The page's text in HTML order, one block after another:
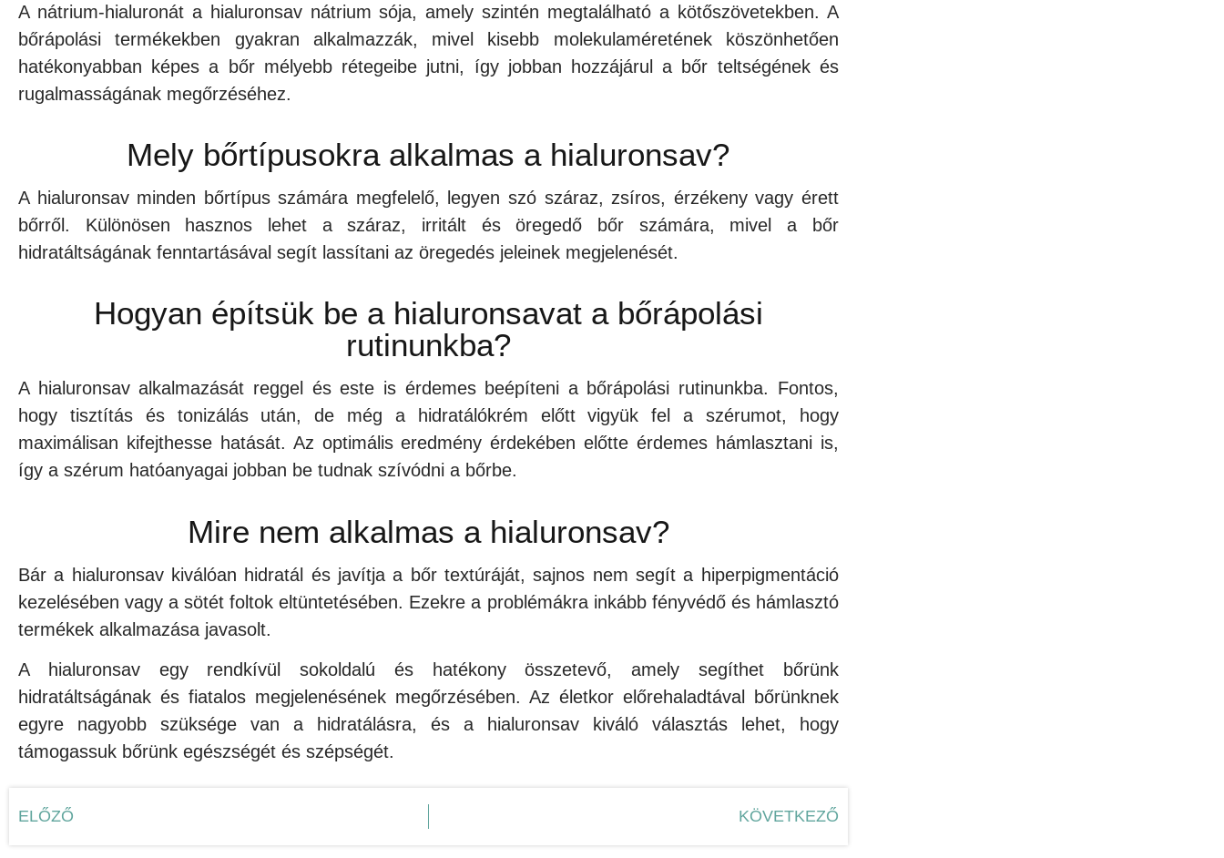
A nátrium-hialuronát a hialuronsav nátrium sója, amely szintén megtalálható a kötőszövetekben. A
bőrápolási termékekben gyakran alkalmazzák, mivel kisebb molekulaméretének köszönhetően
hatékonyabban képes a bőr mélyebb rétegeibe jutni, így jobban hozzájárul a bőr teltségének és
rugalmasságának megőrzéséhez.
Mely bőrtípusokra alkalmas a hialuronsav?
A hialuronsav minden bőrtípus számára megfelelő, legyen szó száraz, zsíros, érzékeny vagy érett
bőrről. Különösen hasznos lehet a száraz, irritált és öregedő bőr számára, mivel a bőr
hidratáltságának fenntartásával segít lassítani az öregedés jeleinek megjelenését.
Hogyan építsük be a hialuronsavat a bőrápolási
rutinunkba?
A hialuronsav alkalmazását reggel és este is érdemes beépíteni a bőrápolási rutinunkba. Fontos,
hogy tisztítás és tonizálás után, de még a hidratálókrém előtt vigyük fel a szérumot, hogy
maximálisan kifejthesse hatását. Az optimális eredmény érdekében előtte érdemes hámlasztani is,
így a szérum hatóanyagai jobban be tudnak szívódni a bőrbe.
Mire nem alkalmas a hialuronsav?
Bár a hialuronsav kiválóan hidratál és javítja a bőr textúráját, sajnos nem segít a hiperpigmentáció
kezelésében vagy a sötét foltok eltüntetésében. Ezekre a problémákra inkább fényvédő és hámlasztó
termékek alkalmazása javasolt.
A hialuronsav egy rendkívül sokoldalú és hatékony összetevő, amely segíthet bőrünk
hidratáltságának és fiatalos megjelenésének megőrzésében. Az életkor előrehaladtával bőrünknek
egyre nagyobb szüksége van a hidratálásra, és a hialuronsav kiváló választás lehet, hogy
támogassuk bőrünk egészségét és szépségét.
ELŐZŐ KÖVETKEZŐ